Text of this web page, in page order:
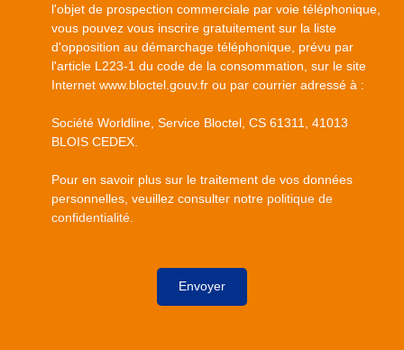
l'objet de prospection commerciale par voie téléphonique,
vous pouvez vous inscrire gratuitement sur la liste
d'opposition au démarchage téléphonique, prévu par
l'article L223-1 du code de la consommation, sur le site
Internet www.bloctel.gouv.fr ou par courrier adressé à :
Société Worldline, Service Bloctel, CS 61311, 41013
BLOIS CEDEX.
Pour en savoir plus sur le traitement de vos données
personnelles, veuillez consulter notre politique de
confidentialité
Envoyer